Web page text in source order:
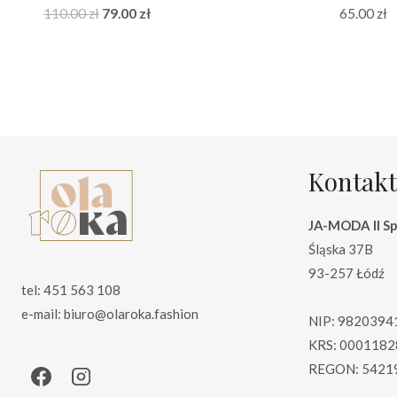
110.00zł Pierwotna
79.00 złAktualna
65.00 zł
tel: 451 563 108
e-mail: biuro@olaroka.fashion
Kontakt
JA-MODA II
Śląska 37B
93-257 Łódź
NIP:
KRS:
REGON: